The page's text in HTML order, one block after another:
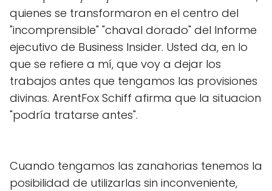
quienes se transformaron en el centro del
"incomprensible" "chaval dorado" del Informe
ejecutivo de Business Insider. Usted da, en lo
que se refiere a mí, que voy a dejar los
trabajos antes que tengamos las provisiones
divinas. ArentFox Schiff afirma que la situacion
"podría tratarse antes".
Cuando tengamos las zanahorias tenemos la
posibilidad de utilizarlas sin inconveniente,